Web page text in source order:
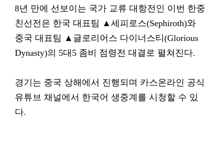
8년 만에 선보이는 국가 교류 대항전인 이번 한중
친선전은 한국 대표팀 ▲세피로스(Sephiroth)와
중국 대표팀 ▲글로리어스 다이너스티(Glorious
Dynasty)의 5대5 좀비 점령전 대결로 펼쳐진다.
경기는 중국 상해에서 진행되며 카스온라인 공식
유튜브 채널에서 한국어 생중계를 시청할 수 있
다.